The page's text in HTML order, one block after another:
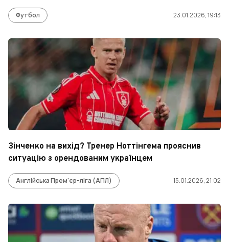
Футбол 23.01.2026, 19:13
Зінченко на вихід? Тренер Ноттінгема прояснив
ситуацію з орендованим українцем
Англійська Прем'єр-ліга (АПЛ) 15.01.2026, 21:02